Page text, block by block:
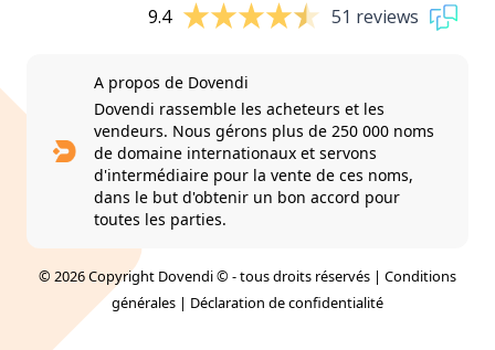
9.4 51 reviews
A propos de Dovendi
Dovendi rassemble les acheteurs et les
vendeurs. Nous gérons plus de 250 000 noms
de domaine internationaux et servons
d'intermédiaire pour la vente de ces noms,
dans le but d'obtenir un bon accord pour
toutes les parties.
© 2026 Copyright Dovendi © - tous droits réservés | Conditions
générales | Déclaration de confidentialité